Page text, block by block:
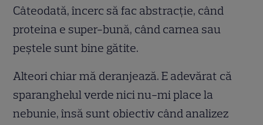
Câteodată, încerc să fac abstracție, când
proteina e super-bună, când carnea sau
peștele sunt bine gătite.
Alteori chiar mă deranjează. E adevărat că
sparanghelul verde nici nu-mi place la
nebunie, însă sunt obiectiv când analizez